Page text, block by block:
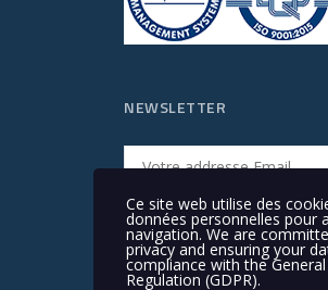
NEWSLETTER
S'INSCRIRE
Ce site web utilise des
données personnelles pour
navigation. We are
privacy and ensuring your
compliance with the
Regulation (GDPR).